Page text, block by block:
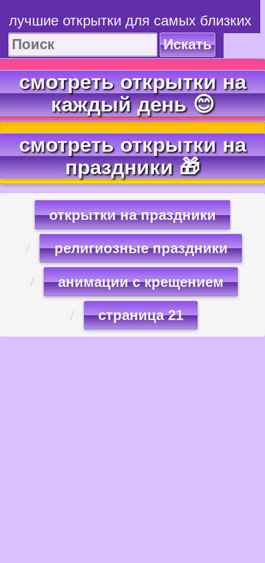
лучшие открытки для самых близких
Искать
смотреть открытки на
каждый день 😊
смотреть открытки на
праздники 🎁
открытки на праздники
религиозные праздники
анимации с крещением
страница 21